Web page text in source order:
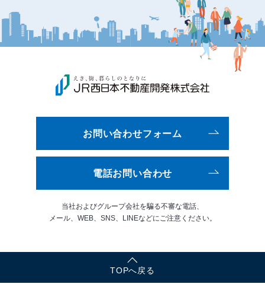
お問い合わせフォーム
電話お問い合わせ
当社およびグループ会社を騙る不審な電話、
メール、WEB、 SNS、LINEなどにご注意ください。
TOPへ戻る